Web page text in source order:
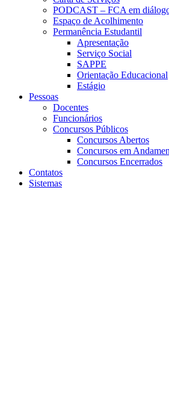
PODCAST – FCA em
Espaço de Acolhimento
Permanência Estudantil
Apresentação
Serviço Social
SAPPE
Orientação Educacional
Estágio
Pessoas
Docentes
Funcionários
Concursos Públicos
Concursos Abertos
Concursos em
Concursos Encerrados
Contatos
Sistemas